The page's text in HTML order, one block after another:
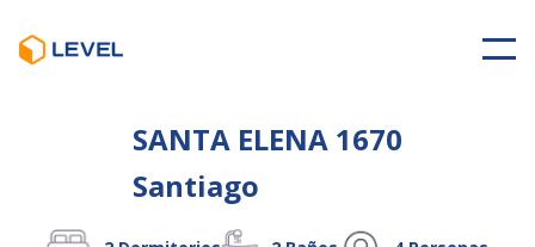
SANTA ELENA 1670
Santiago